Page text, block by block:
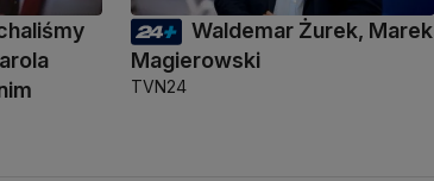
Waldemar Żurek, Marek
Magierowski
TVN24